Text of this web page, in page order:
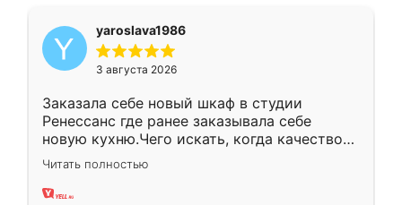
yaroslava1986
3 августа 2026
Заказала себе новый шкаф в студии
Ренессанс где ранее заказывала себе
новую кухню.Чего искать, когда качеством
вполне довольна. Служит кухня уже почти
два года, нареканий нет.
Читать полностью